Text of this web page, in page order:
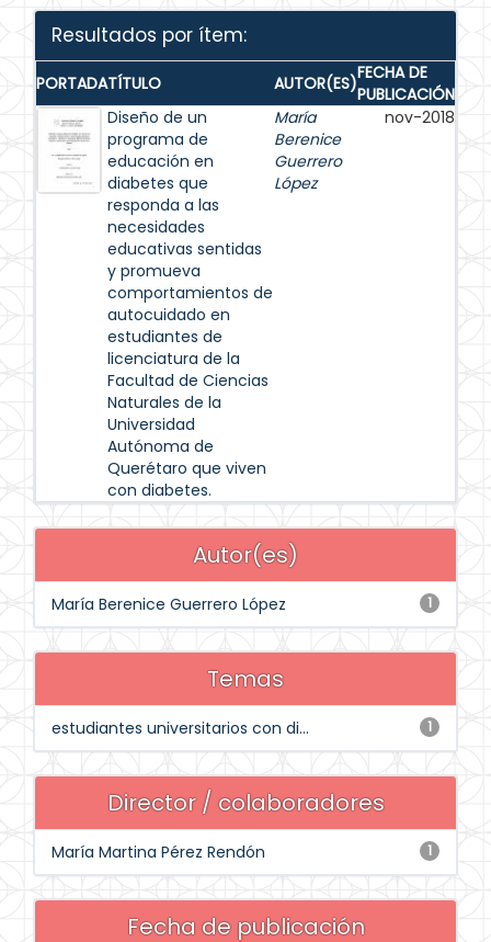
Resultados por ítem:
PORTADATÍTULO AUTOR(ES)FECHA DE
PUBLICACIÓN
Diseño de un
programa de
educación en
diabetes que
responda a las
necesidades
educativas sentidas
y promueva
comportamientos de
autocuidado en
estudiantes de
licenciatura de la
Facultad de Ciencias
Naturales de la
Universidad
Autónoma de
Querétaro que viven
con diabetes.
María
Berenice
Guerrero
López
nov-2018
Autor(es)
1
María Berenice Guerrero López
Temas
1
estudiantes universitarios con di...
Director / colaboradores
1
María Martina Pérez Rendón
Fecha de publicación